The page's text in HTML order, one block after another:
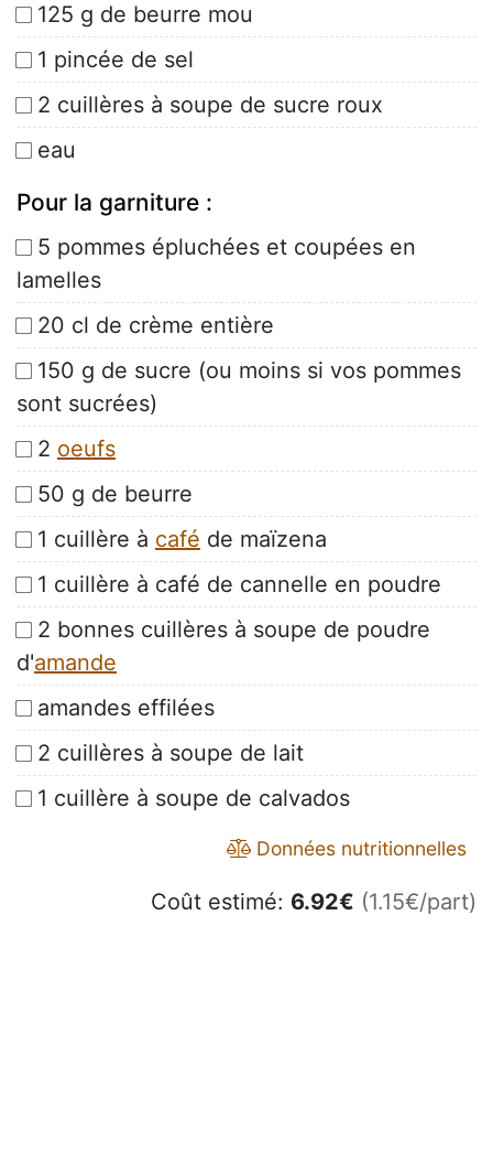
125 g de beurre mou
1 pincée de sel
2 cuillères à soupe de sucre roux
eau
Pour la garniture :
5 pommes épluchées et coupées en
lamelles
20 cl de crème entière
150 g de sucre (ou moins si vos pommes
sont sucrées)
2 oeufs
50 g de beurre
1 cuillère à café de maïzena
1 cuillère à café de cannelle en poudre
2 bonnes cuillères à soupe de poudre
d'amande
amandes effilées
2 cuillères à soupe de lait
1 cuillère à soupe de calvados
Données nutritionnelles
Coût estimé: 6.92€ (1.15€/part)